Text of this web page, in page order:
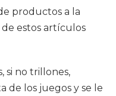
productos a la
de estos artículos
si no trillones,
de los juegos y se le